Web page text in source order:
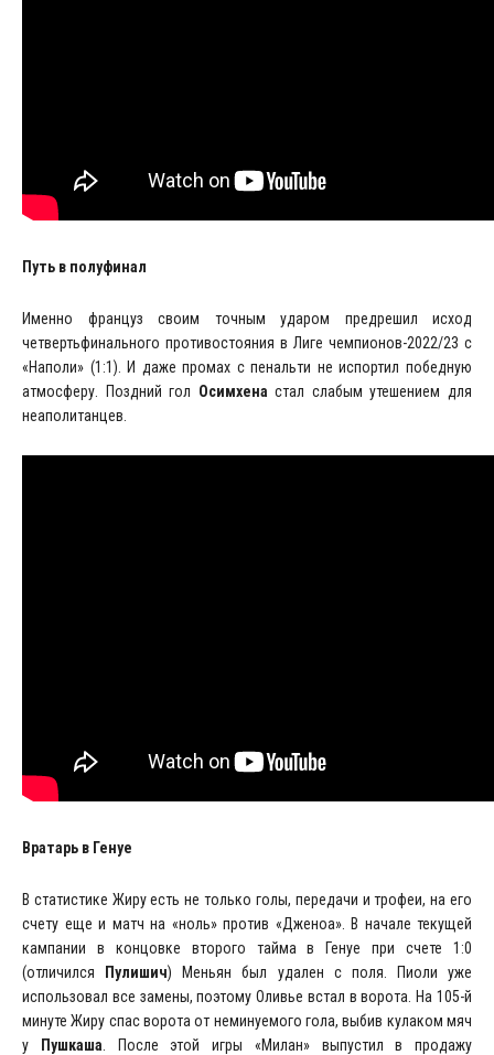
Путь в полуфинал
Именно француз своим точным ударом предрешил исход
четвертьфинального противостояния в Лиге чемпионов-2022/23 с
«Наполи» (1:1). И даже промах с пенальти не испортил победную
атмосферу. Поздний гол Осимхенастал слабым утешением для
неаполитанцев.
Вратарь в Генуе
В статистике Жиру есть не только голы, передачи и трофеи, на его
счету еще и матч на «ноль» против «Дженоа». В начале текущей
кампании в концовке второго тайма в Генуе при счете 1:0
(отличился
Пулишич) Меньян был удален с поля. Пиоли уже
использовал все замены, поэтому Оливье встал в ворота. На 105-й
минуте Жиру спас ворота от неминуемого гола, выбив кулаком мяч
у
Пушкаша . После этой игры «Милан» выпустил в продажу